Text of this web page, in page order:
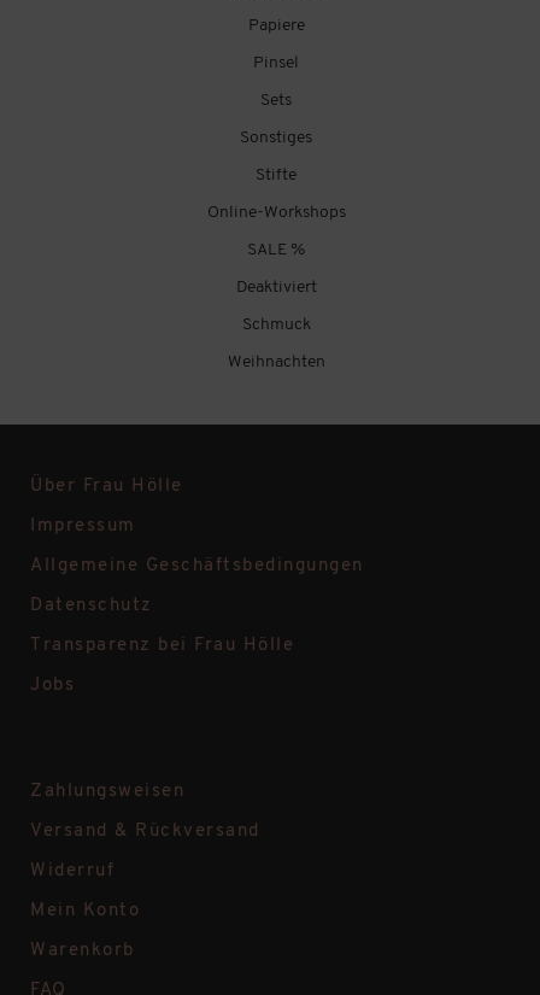
Papiere
Pinsel
Sets
Sonstiges
Stifte
Online-Workshops
SALE %
Deaktiviert
Schmuck
Weihnachten
Über Frau Hölle
Impressum
Allgemeine Geschäftsbedingungen
Datenschutz
Transparenz bei Frau Hölle
Jobs
Zahlungsweisen
Versand & Rückversand
Widerruf
Mein Konto
Warenkorb
FAQ